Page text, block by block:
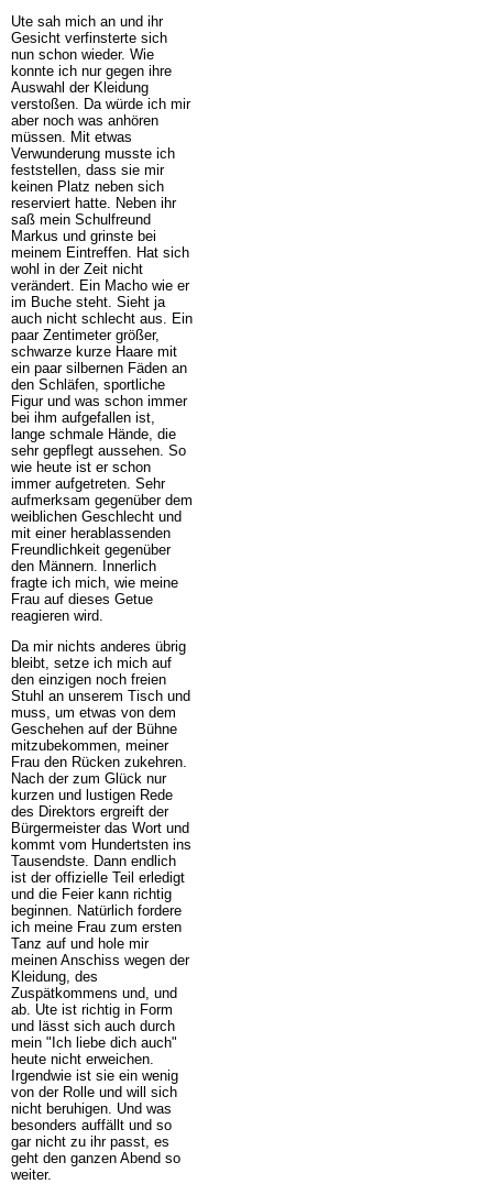
Ute sah mich an und ihr
Gesicht verfinsterte sich
nun schon wieder. Wie
konnte ich nur gegen ihre
Auswahl der Kleidung
verstoßen. Da würde ich mir
aber noch was anhören
müssen. Mit etwas
Verwunderung musste ich
feststellen, dass sie mir
keinen Platz neben sich
reserviert hatte. Neben ihr
saß mein Schulfreund
Markus und grinste bei
meinem Eintreffen. Hat sich
wohl in der Zeit nicht
verändert. Ein Macho wie er
im Buche steht. Sieht ja
auch nicht schlecht aus. Ein
paar Zentimeter größer,
schwarze kurze Haare mit
ein paar silbernen Fäden an
den Schläfen, sportliche
Figur und was schon immer
bei ihm aufgefallen ist,
lange schmale Hände, die
sehr gepflegt aussehen. So
wie heute ist er schon
immer aufgetreten. Sehr
aufmerksam gegenüber dem
weiblichen Geschlecht und
mit einer herablassenden
Freundlichkeit gegenüber
den Männern. Innerlich
fragte ich mich, wie meine
Frau auf dieses Getue
reagieren wird.
Da mir nichts anderes übrig
bleibt, setze ich mich auf
den einzigen noch freien
Stuhl an unserem Tisch und
muss, um etwas von dem
Geschehen auf der Bühne
mitzubekommen, meiner
Frau den Rücken zukehren.
Nach der zum Glück nur
kurzen und lustigen Rede
des Direktors ergreift der
Bürgermeister das Wort und
kommt vom Hundertsten ins
Tausendste. Dann endlich
ist der offizielle Teil erledigt
und die Feier kann richtig
beginnen. Natürlich fordere
ich meine Frau zum ersten
Tanz auf und hole mir
meinen Anschiss wegen der
Kleidung, des
Zuspätkommens und, und
ab. Ute ist richtig in Form
und lässt sich auch durch
mein "Ich liebe dich auch"
heute nicht erweichen.
Irgendwie ist sie ein wenig
von der Rolle und will sich
nicht beruhigen. Und was
besonders auffällt und so
gar nicht zu ihr passt, es
geht den ganzen Abend so
weiter.